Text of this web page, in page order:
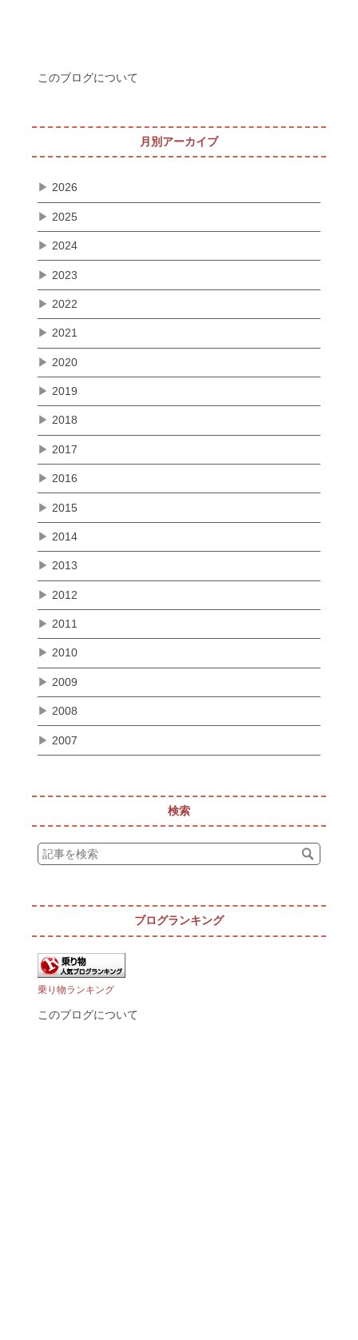
このブログについて
月別アーカイブ
▶ 2026
▶ 2025
▶ 2024
▶ 2023
▶ 2022
▶ 2021
▶ 2020
▶ 2019
▶ 2018
▶ 2017
▶ 2016
▶ 2015
▶ 2014
▶ 2013
▶ 2012
▶ 2011
▶ 2010
▶ 2009
▶ 2008
▶ 2007
検索
ブログランキング
乗り物ランキング
このブログについて